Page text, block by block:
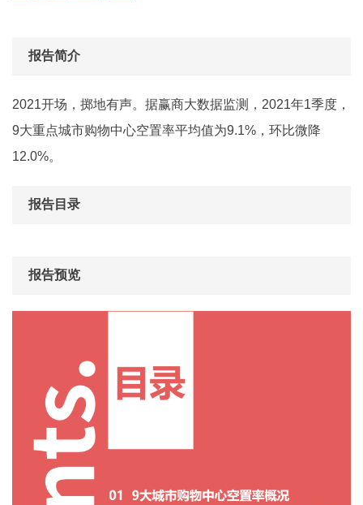
报告简介
2021开场，掷地有声。据赢商大数据监测，2021年1季度，
9大重点城市购物中心空置率平均值为9.1%，环比微降
12.0%。
报告目录
报告预览